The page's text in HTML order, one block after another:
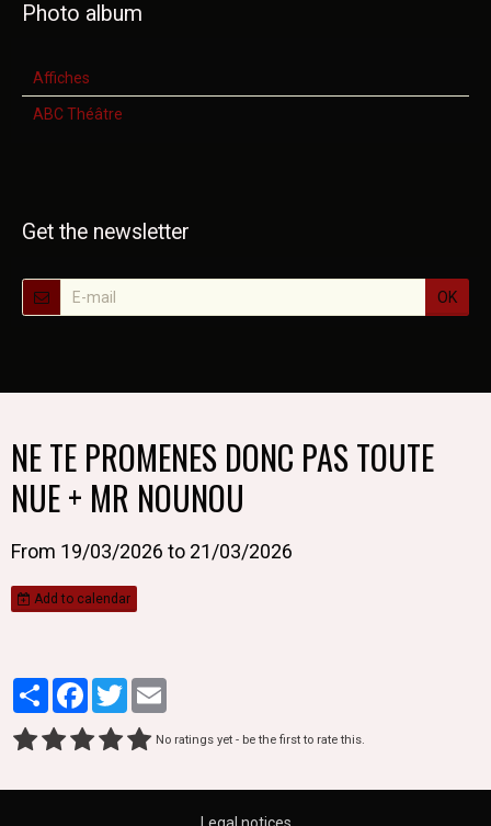
NE TE PROMENES DONC PAS TOUTE
NUE + MR NOUNOU
From 19/03/2026 to 21/03/2026
Add to calendar
PartagerFacebook
Twitter
No ratings yet - be the first to rate this.
Photo album
Affiches
ABC Théâtre
Get the newsletter
OK